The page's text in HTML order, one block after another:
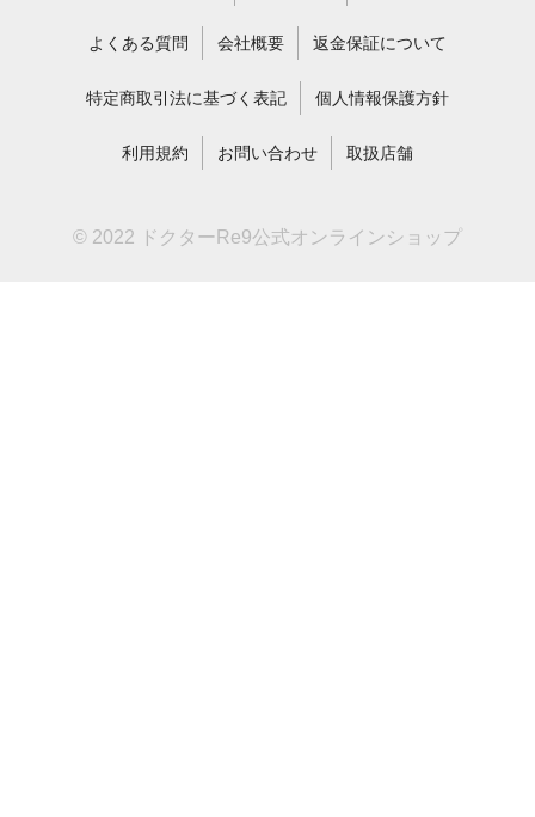
よくある質問 会社概要 返金保証について
特定商取引法に基づく表記 個人情報保護方針
利用規約 お問い合わせ 取扱店舗
© 2022 ドクターRe9公式オンラインショップ